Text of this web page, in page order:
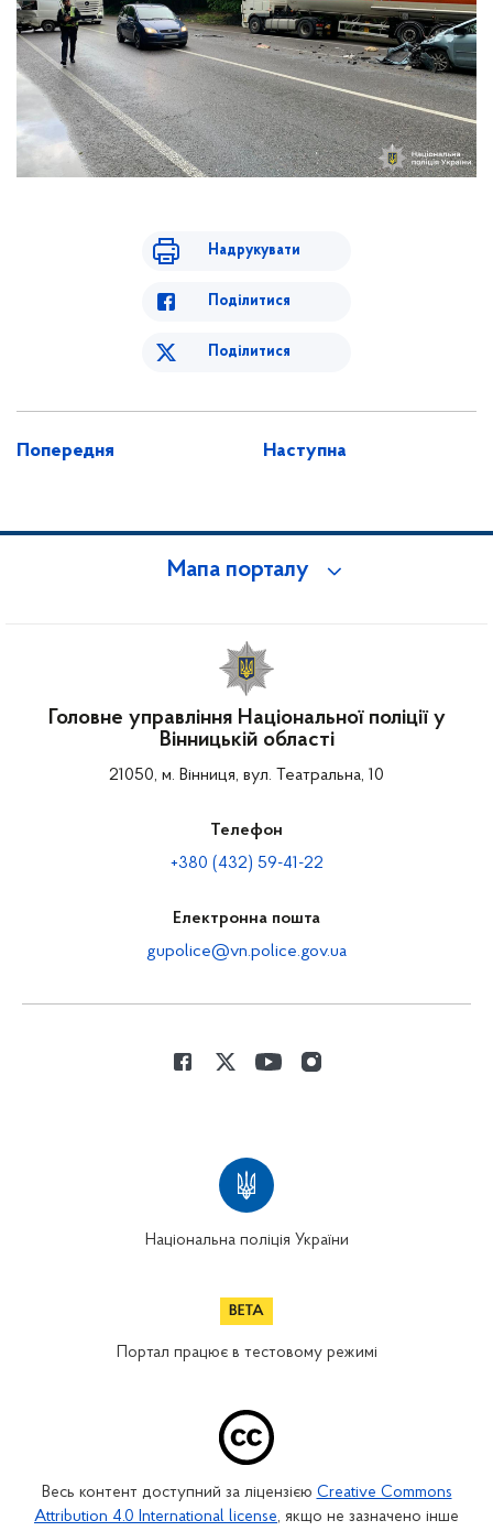
Надрукувати
Поділитися
Поділитися
Попередня Наступна
Мапа порталу
Головне управління Національної поліції у
Вінницькій області
21050, м. Вінниця, вул. Театральна, 10
Телефон
+380 (432) 59-41-22
Електронна пошта
gupolice@vn.police.gov.ua
Національна поліція України
Портал працює в тестовому режимі
Весь контент доступний за ліцензією Creative Commons
Attribution 4.0 International license, якщо не зазначено інше